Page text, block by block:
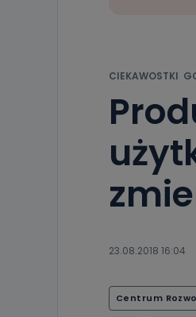
CIEKAWOSTKI
23.08.2018 16:04
Centrum